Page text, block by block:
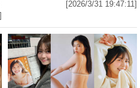
[2026/3/31 19:47:11]